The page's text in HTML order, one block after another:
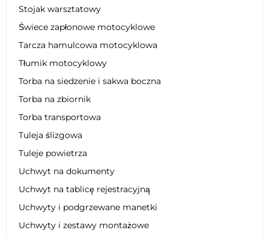
Stojak warsztatowy
Świece zapłonowe motocyklowe
Tarcza hamulcowa motocyklowa
Tłumik motocyklowy
Torba na siedzenie i sakwa boczna
Torba na zbiornik
Torba transportowa
Tuleja ślizgowa
Tuleje powietrza
Uchwyt na dokumenty
Uchwyt na tablicę rejestracyjną
Uchwyty i podgrzewane manetki
Uchwyty i zestawy montażowe